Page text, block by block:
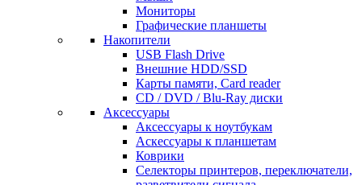
Мониторы
Графические планшеты
Накопители
USB Flash Drive
Внешние HDD/SSD
Карты памяти, Card reader
CD / DVD / Blu-Ray диски
Аксессуары
Аксессуары к ноутбукам
Аскессуары к планшетам
Коврики
Селекторы принтеров, переключатели,